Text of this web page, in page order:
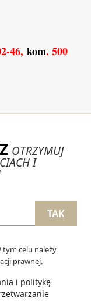
46, kom. 500
OTRZYMUJ
I
tym celu należy
prawnej.
i politykę